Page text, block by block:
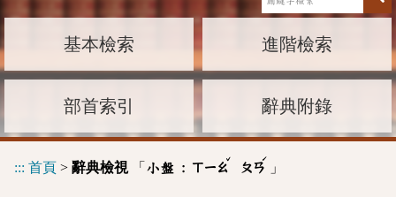
基本檢索 進階檢索
部首索引 辭典附錄
::: 首頁 > 辭典檢視「 小盤 : ㄒㄧㄠ
ˇ
ㄆㄢ
ˊ
」